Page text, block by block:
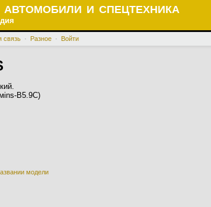
АВТОМОБИЛИ И СПЕЦТЕХНИКА
связь · Разное · Войти
B5.9C)
модели